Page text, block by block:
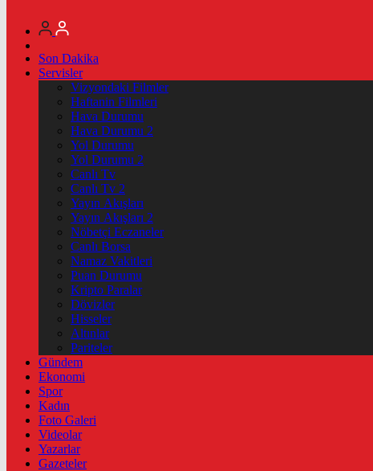
Son Dakika
Servisler
Vizyondaki Filmler
Haftanin Filmleri
Hava Durumu
Hava Durumu 2
Yol Durumu
Yol Durumu 2
Canlı Tv
Canlı Tv 2
Yayın Akışları
Yayın Akışları 2
Nöbetçi Eczaneler
Canlı Borsa
Namaz Vakitleri
Puan Durumu
Kripto Paralar
Dövizler
Hisseler
Altınlar
Pariteler
Gündem
Ekonomi
Spor
Kadın
Foto Galeri
Videolar
Yazarlar
Gazeteler